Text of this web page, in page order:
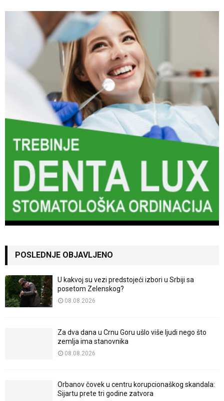
POSLEDNJE OBJAVLJENO
U kakvoj su vezi predstojeći izbori u Srbiji sa
posetom Zelenskog?
08.08.2026
Za dva dana u Crnu Goru ušlo više ljudi nego što
zemlja ima stanovnika
08.08.2026
Orbanov čovek u centru korupcionaškog skandala:
Sijartu prete tri godine zatvora